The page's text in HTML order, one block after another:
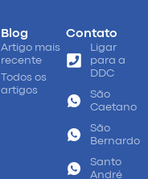
Blog
Artigo mais
recente
Todos os
artigos
Contato
Ligar
para a
DDC
São
Caetano
São
Bernardo
Santo
André